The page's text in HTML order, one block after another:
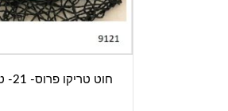
חוט טריקו פרוס- 21- טורקיז ירקרק